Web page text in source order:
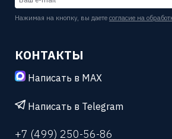
Нажимая на кнопку, вы даете согласие на
КОНТАКТЫ
Написать в MAX
Написать в Telegram
+7 (499) 250-56-86